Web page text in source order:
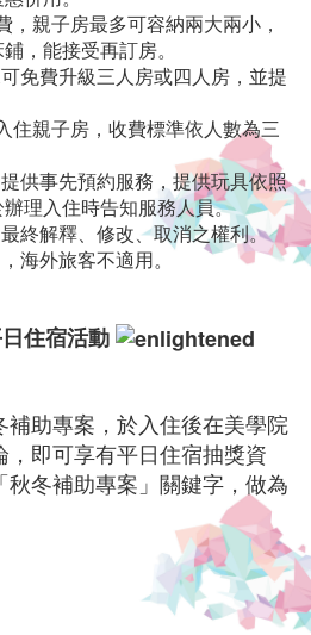
，親子房最多可容納兩大兩小，
，能接受再訂房。
免費升級三人房或四人房，並提
住親子房，收費標準依人數為三
供事先預約服務，提供玩具依照
理入住時告知服務人員。
終解釋、修改、取消之權利。
海外旅客不適用。
住宿活動
補助專案，於入住後在美學院
即可享有平日住宿抽獎資
秋冬補助專案」關鍵字，做為